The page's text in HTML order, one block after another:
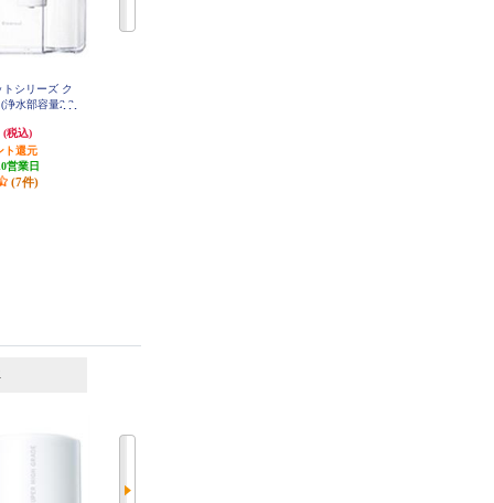
シリーズ ク
浄水部容量2.2
(税込)
ト還元
営業日
(7件)